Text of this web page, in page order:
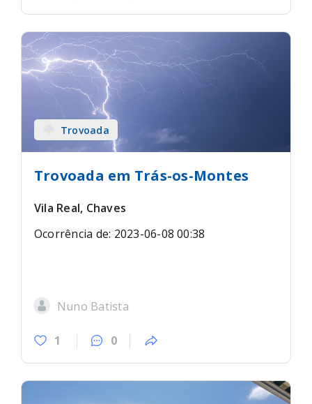
Trovoada
Trovoada em Trás-os-Montes
Vila Real, Chaves
Ocorrência de: 2023-06-08 00:38
Nuno Batista
1 0